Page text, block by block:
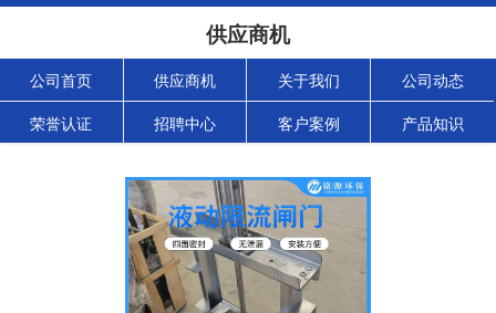
供应商机
公司首页 供应商机 关于我们 公司动态
荣誉认证 招聘中心 客户案例 产品知识